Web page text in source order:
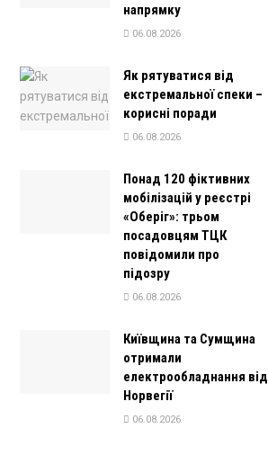
напрямку
06.08.2026
Як рятуватися від
екстремальної спеки –
корисні поради
06.08.2026
Понад 120 фіктивних
мобілізацій у реєстрі
«Оберіг»: трьом
посадовцям ТЦК
повідомили про
підозру
06.08.2026
Київщина та Сумщина
отримали
електрообладнання від
Норвегії
06.08.2026